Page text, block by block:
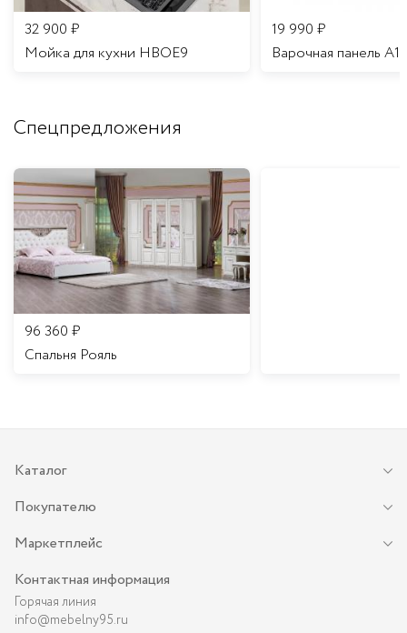
32 900 ₽
Мойка для кухни HBOE9
19 990 ₽
Варочная панель A16
Спецпредложения
96 360 ₽
Спальня Рояль
Каталог
Покупателю
Маркетплейс
Контактная информация
Горячая линия
info@mebelny95.ru